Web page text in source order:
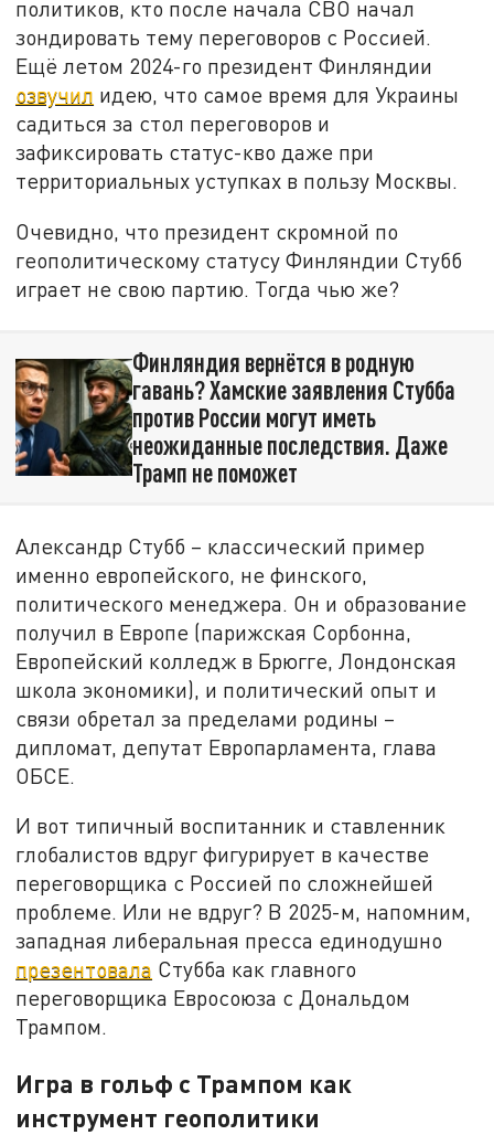
политиков, кто после начала СВО начал
зондировать тему переговоров с Россией.
Ещё летом 2024-го президент Финляндии
озвучил идею, что самое время для Украины
садиться за стол переговоров и
зафиксировать статус-кво даже при
территориальных уступках в пользу Москвы.
Очевидно, что президент скромной по
геополитическому статусу Финляндии Стубб
играет не свою партию. Тогда чью же?
Финляндия вернётся в родную
гавань? Хамские заявления Стубба
против России могут иметь
неожиданные последствия. Даже
Трамп не поможет
Александр Стубб – классический пример
именно европейского, не финского,
политического менеджера. Он и образование
получил в Европе (парижская Сорбонна,
Европейский колледж в Брюгге, Лондонская
школа экономики), и политический опыт и
связи обретал за пределами родины –
дипломат, депутат Европарламента, глава
ОБСЕ.
И вот типичный воспитанник и ставленник
глобалистов вдруг фигурирует в качестве
переговорщика с Россией по сложнейшей
проблеме. Или не вдруг? В 2025-м, напомним,
западная либеральная пресса единодушно
презентовала Стубба как главного
переговорщика Евросоюза с Дональдом
Трампом.
Игра в гольф с Трампом как
инструмент геополитики